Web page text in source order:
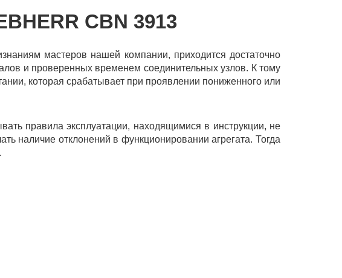
CBN 3913
мастеров нашей компании, приходится достаточно
и проверенных временем соединительных узлов. К тому
которая срабатывает при проявлении пониженного или
правила эксплуатации, находящимися в инструкции, не
наличие отклонений в функционировании агрегата. Тогда